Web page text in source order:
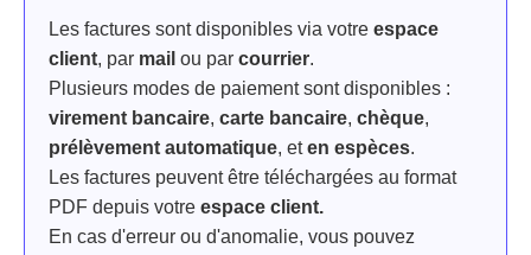
Les factures sont disponibles via votre espace
client, par mail ou par courrier.
Plusieurs modes de paiement sont disponibles :
virement bancaire, carte bancaire, chèque,
prélèvement automatique, eten espèces.
Les factures peuvent être téléchargées au format
PDF depuis votre espace client.
En cas d'erreur ou d'anomalie, vous pouvez